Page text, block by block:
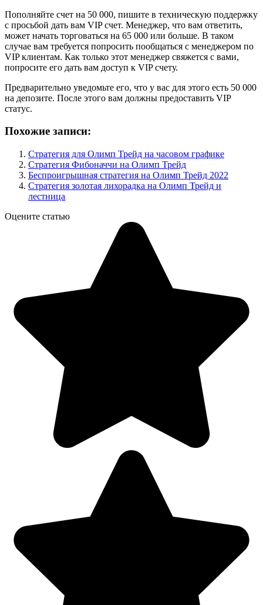
Пополняйте счет на 50 000, пишите в техническую поддержку
с просьбой дать вам VIP счет. Менеджер, что вам ответить,
может начать торговаться на 65 000 или больше. В таком
случае вам требуется попросить пообщаться с менеджером по
VIP клиентам. Как только этот менеджер свяжется с вами,
попросите его дать вам доступ к VIP счету.
Предварительно уведомьте его, что у вас для этого есть 50 000
на депозите. После этого вам должны предоставить VIP
статус.
Похожие записи:
Стратегия для Олимп Трейд на часовом графике
Стратегия Фибоначчи на Олимп Трейд
Беспроигрышная стратегия на Олимп Трейд 2022
Стратегия золотая лихорадка на Олимп Трейд и
лестница
Оцените статью